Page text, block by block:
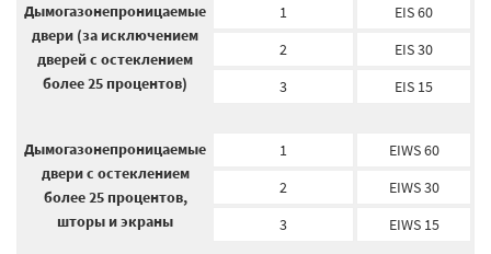
Дымогазонепроницаемые
двери (за исключением
дверей с остеклением
более 25 процентов)
1
EIS 60
2
EIS 30
3
EIS 15
Дымогазонепроницаемые
двери с остеклением
более 25 процентов,
шторы и экраны
1
EIWS 60
2
EIWS 30
3
EIWS 15